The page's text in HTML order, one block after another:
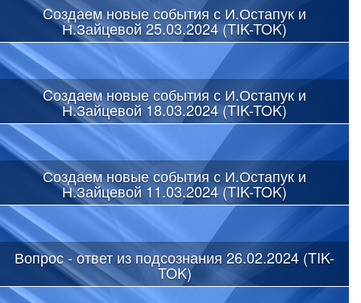
Cоздаем новые события с И.Остапук и
Н.Зайцевой 25.03.2024 (TIK-TOK)
Cоздаем новые события с И.Остапук и
Н.Зайцевой 18.03.2024 (TIK-TOK)
Создаем новые события с И.Остапук и
Н.Зайцевой 11.03.2024 (TIK-TOK)
Вопрос - ответ из подсознания 26.02.2024 (TIK-
TOK)